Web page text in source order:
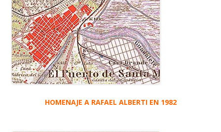
HOMENAJE A RAFAEL ALBERTI EN 1982